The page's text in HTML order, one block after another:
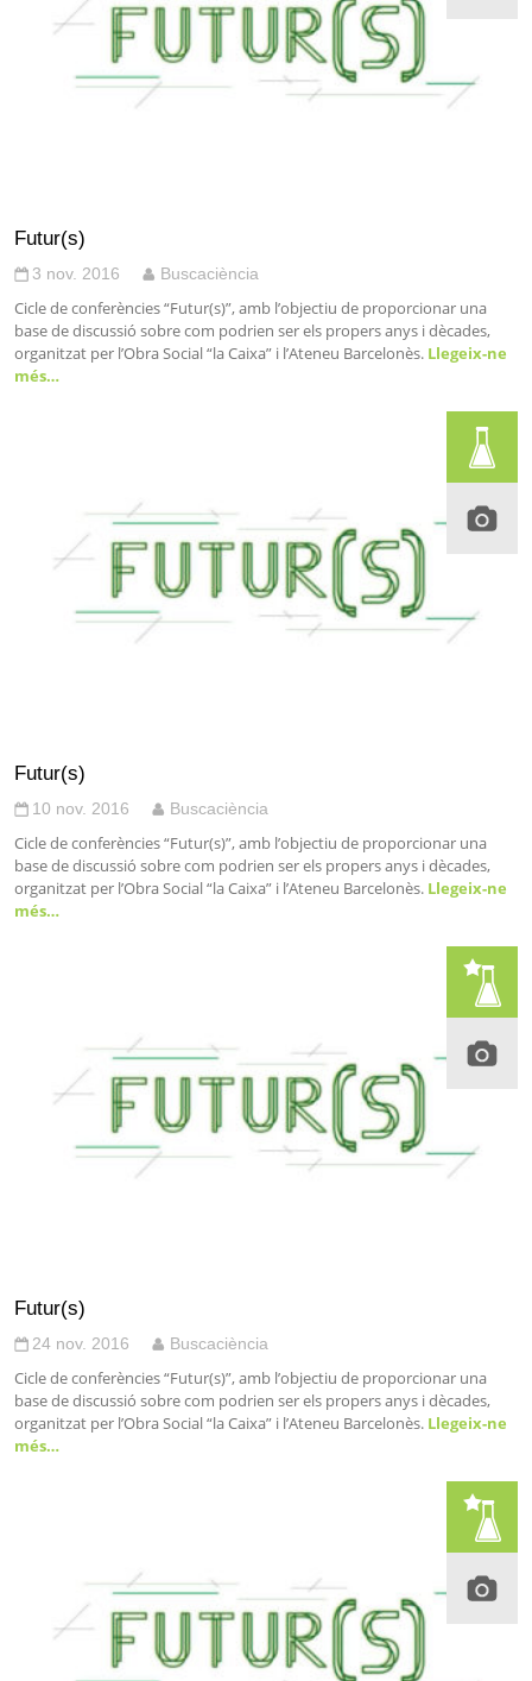
Futur(s)
3 nov. 2016 Buscaciència
Cicle de conferències “Futur(s)”, amb l’objectiu de proporcionar una
base de discussió sobre com podrien ser els propers anys i dècades,
organitzat per l’Obra Social “la Caixa” i l’Ateneu Barcelonès. Llegeix-ne
més…
Futur(s)
10 nov. 2016 Buscaciència
Cicle de conferències “Futur(s)”, amb l’objectiu de proporcionar una
base de discussió sobre com podrien ser els propers anys i dècades,
organitzat per l’Obra Social “la Caixa” i l’Ateneu Barcelonès. Llegeix-ne
més…
Futur(s)
24 nov. 2016 Buscaciència
Cicle de conferències “Futur(s)”, amb l’objectiu de proporcionar una
base de discussió sobre com podrien ser els propers anys i dècades,
organitzat per l’Obra Social “la Caixa” i l’Ateneu Barcelonès. Llegeix-ne
més…